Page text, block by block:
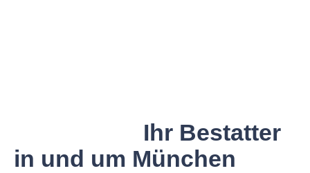
Ihr Bestatter
in und um München